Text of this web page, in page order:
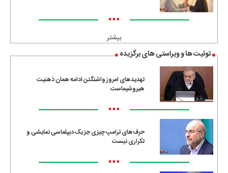
•••
بیشتر
توئیت ها و ویراستی های برگزیده
تهدیدهای امروز واشنگتن ادامه همان ذهنیت
هیروشیماست
•••
حرف‌های ترامپ چیزی جز یک دیپلماسی نمایشی و
تکراری نیست
•••